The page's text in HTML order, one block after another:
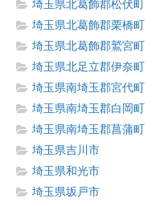
埼玉県北葛飾郡松伏町
埼玉県北葛飾郡栗橋町
埼玉県北葛飾郡鷲宮町
埼玉県北足立郡伊奈町
埼玉県南埼玉郡宮代町
埼玉県南埼玉郡白岡町
埼玉県南埼玉郡菖蒲町
埼玉県吉川市
埼玉県和光市
埼玉県坂戸市